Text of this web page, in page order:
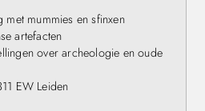
met mummies en sfinxen
artefacten
over archeologie en oude
EW Leiden